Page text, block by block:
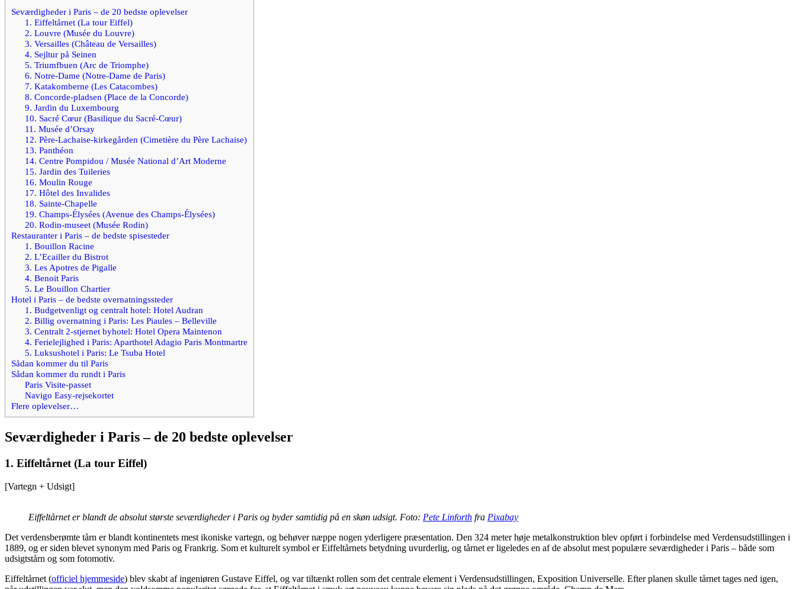
Seværdigheder i Paris – de 20 bedste oplevelser
1. Eiffeltårnet (La tour Eiffel)
2. Louvre (Musée du Louvre)
3. Versailles (Château de Versailles)
4. Sejltur på Seinen
5. Triumfbuen (Arc de Triomphe)
6. Notre-Dame (Notre-Dame de Paris)
7. Katakomberne (Les Catacombes)
8. Concorde-pladsen (Place de la Concorde)
9. Jardin du Luxembourg
10. Sacré Cœur (Basilique du Sacré-Cœur)
11. Musée d’Orsay
12. Père-Lachaise-kirkegården (Cimetière du Père Lachaise)
13. Panthéon
14. Centre Pompidou / Musée National d’Art Moderne
15. Jardin des Tuileries
16. Moulin Rouge
17. Hôtel des Invalides
18. Sainte-Chapelle
19. Champs-Élysées (Avenue des Champs-Élysées)
20. Rodin-museet (Musée Rodin)
Restauranter i Paris – de bedste spisesteder
1. Bouillon Racine
2. L’Ecailler du Bistrot
3. Les Apotres de Pigalle
4. Benoit Paris
5. Le Bouillon Chartier
Hotel i Paris – de bedste overnatningssteder
1. Budgetvenligt og centralt hotel: Hotel Audran
2. Billig overnatning i Paris: Les Piaules – Belleville
3. Centralt 2-stjernet byhotel: Hotel Opera Maintenon
4. Ferielejlighed i Paris: Aparthotel Adagio Paris Montmartre
5. Luksushotel i Paris: Le Tsuba Hotel
Sådan kommer du til Paris
Sådan kommer du rundt i Paris
Paris Visite-passet
Navigo Easy-rejsekortet
Flere oplevelser…
Seværdigheder i Paris – de 20 bedste oplevelser
1. Eiffeltårnet (La tour Eiffel)
[Vartegn + Udsigt]
Eiffeltårnet er blandt de absolut største seværdigheder i Paris og byder samtidig på en skøn udsigt. Foto: Pete Linforth fra Pixabay
Det verdensberømte tårn er blandt kontinentets mest ikoniske vartegn, og behøver næppe nogen yderligere præsentation. Den 324 meter høje metalkonstruktion blev opført i forbindelse med Verdensudstillingen i
1889, og er siden blevet synonym med Paris og Frankrig. Som et kulturelt symbol er Eiffeltårnets betydning uvurderlig, og tårnet er ligeledes en af de absolut mest populære seværdigheder i Paris – både som
udsigtstårn og som fotomotiv.
Eiffeltårnet (officiel hjemmeside) blev skabt af ingeniøren Gustave Eiffel, og var tiltænkt rollen som det centrale element i Verdensudstillingen, Exposition Universelle. Efter planen skulle tårnet tages ned igen,